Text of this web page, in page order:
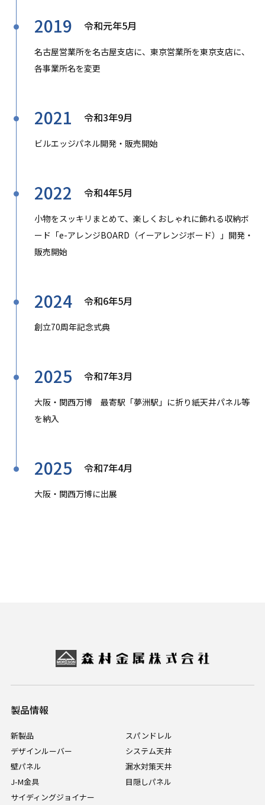
2019 令和元年5月
名古屋営業所を名古屋支店に、東京営業所を東京支店に、
各事業所名を変更
2021 令和3年9月
ビルエッジパネル開発・販売開始
2022 令和4年5月
小物をスッキリまとめて、楽しくおしゃれに飾れる収納ボ
ード「e-アレンジBOARD（イーアレンジボード）」開発・
販売開始
2024 令和6年5月
創立70周年記念式典
2025 令和7年3月
大阪・関西万博 最寄駅「夢洲駅」に折り紙天井パネル等
を納入
2025 令和7年4月
大阪・関西万博に出展
製品情報
新製品
スパンドレル
デザインルーバー
システム天井
壁パネル
漏水対策天井
J-M金具
目隠しパネル
サイディングジョイナー